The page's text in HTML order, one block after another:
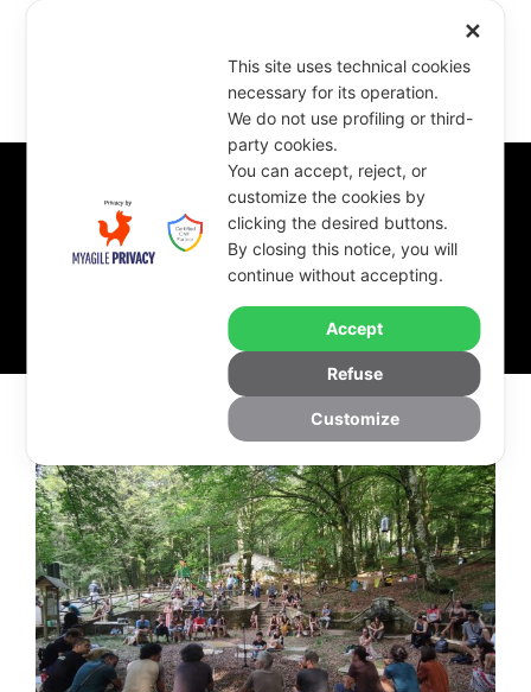
Tag
kalabria eco fest
✕
This site uses technical cookies
necessary for its operation.
We do not use profiling or third-
party cookies.
You can accept, reject, or
customize the cookies by
clicking the desired buttons.
By closing this notice, you will
continue without accepting.
Accept
Refuse
Customize